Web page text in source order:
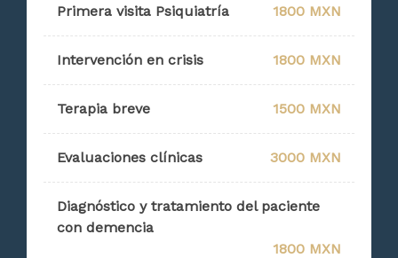
Primera visita Psiquiatría 1800 MXN
Intervención en crisis 1800 MXN
Terapia breve 1500 MXN
Evaluaciones clínicas 3000 MXN
Diagnóstico y tratamiento del paciente
con demencia
1800 MXN